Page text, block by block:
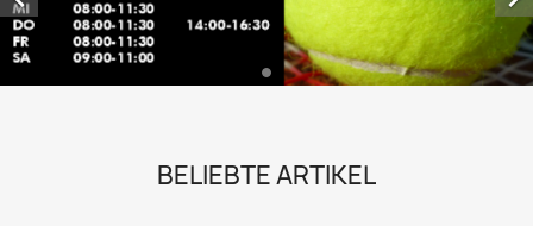
BELIEBTE ARTIKEL